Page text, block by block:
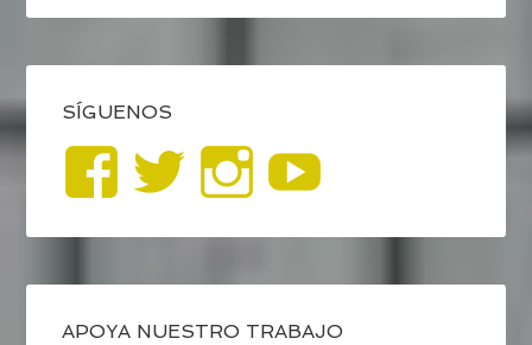
SÍGUENOS
Ver
perfil
de
Ver
perfil
de
Ver
perfil
de
APOYA NUESTRO TRABAJO